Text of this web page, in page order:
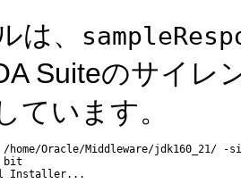
は、
Suiteのサイレ
ています。
Oracle/Middleware/jdk160_21/ -
bit
Installer...